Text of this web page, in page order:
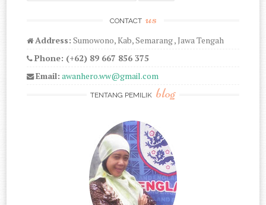
CONTACT us
Address: Sumowono, Kab, Semarang , Jawa Tengah
Phone: (+62) 89 667 856 375
Email: awanhero.ww@gmail.com
TENTANG PEMILIK blog